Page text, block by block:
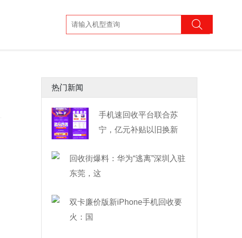
热门新闻
手机速回收平台联合苏
宁，亿元补贴以旧换新
回收街爆料：华为“逃离”深圳入驻
东莞，这
双卡廉价版新iPhone手机回收要
火：国